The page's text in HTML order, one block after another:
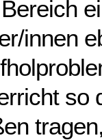
innen
so